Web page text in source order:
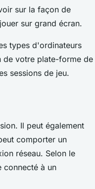
sur la façon de
sur grand écran.
types d'ordinateurs
de votre plate-forme de
sessions de jeu.
Il peut également
comporter un
réseau. Selon le
connecté à un